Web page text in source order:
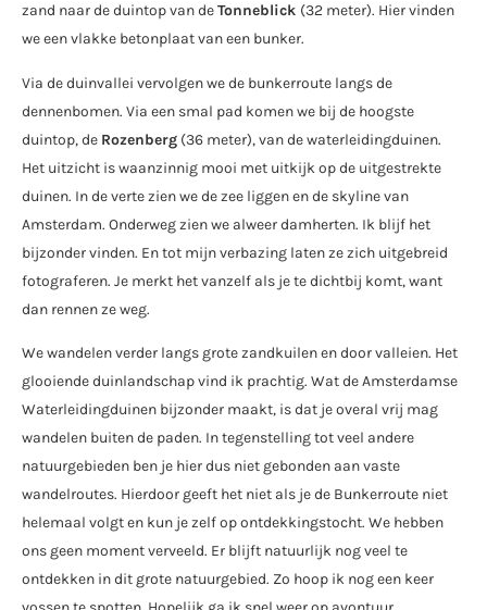
zand naar de duintop van deTonneblick (32 meter). Hier vinden
we een vlakke betonplaat van een bunker.
Via de duinvallei vervolgen we de bunkerroute langs de
dennenbomen. Via een smal pad komen we bij de hoogste
duintop, de Rozenberg (36 meter), van de waterleidingduinen.
Het uitzicht is waanzinnig mooi met uitkijk op de uitgestrekte
duinen. In de verte zien we de zee liggen en de skyline van
Amsterdam. Onderweg zien we alweer damherten. Ik blijf het
bijzonder vinden. En tot mijn verbazing laten ze zich uitgebreid
fotograferen. Je merkt het vanzelf als je te dichtbij komt, want
dan rennen ze weg.
We wandelen verder langs grote zandkuilen en door valleien. Het
glooiende duinlandschap vind ik prachtig. Wat de Amsterdamse
Waterleidingduinen bijzonder maakt, is dat je overal vrij mag
wandelen buiten de paden. In tegenstelling tot veel andere
natuurgebieden ben je hier dus niet gebonden aan vaste
wandelroutes. Hierdoor geeft het niet als je de Bunkerroute niet
helemaal volgt en kun je zelf op ontdekkingstocht. We hebben
ons geen moment verveeld. Er blijft natuurlijk nog veel te
ontdekken in dit grote natuurgebied. Zo hoop ik nog een keer